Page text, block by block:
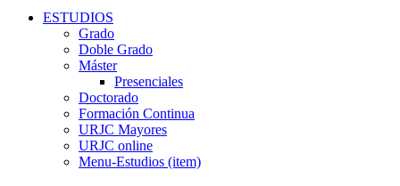
ESTUDIOS
Grado
Doble Grado
Máster
Presenciales
Doctorado
Formación Continua
URJC Mayores
URJC online
Menu-Estudios (item)